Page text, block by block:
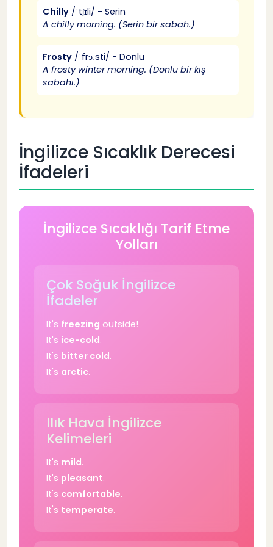
46 "Under the weather"
48 "Weather the storm"
50 Daha Fazla İngilizce Hava Durumu Deyimi
51 İngilizce Hava Durumu Öğrenme Seviyeleri
İngilizce Hava Durumu Başlangıç Seviyesi
Basit Cümleler
Temel Sorular
İngilizce Hava Durumu Orta Seviye
Gelecek Zaman
Chilly /ˈtʃɪli/ - Serin
A chilly morning. (Serin bir sabah.)
Frosty /ˈfrɔːsti/ - Donlu
A frosty winter morning. (Donlu bir kış
sabahı.)
İngilizce Sıcaklık Derecesi
İfadeleri
İngilizce Sıcaklığı Tarif Etme
Yolları
Çok Soğuk İngilizce
İfadeler
It's freezing outside!
It's ice-cold.
It's bitter cold.
It's arctic.
Ilık Hava İngilizce
Kelimeleri
It's mild.
It's pleasant.
It's comfortable.
It's temperate.